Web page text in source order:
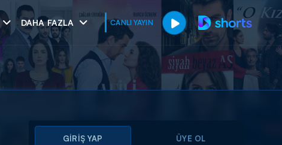
DAHA FAZLA CANLI YAYIN
GİRİŞ YAP ÜYE OL